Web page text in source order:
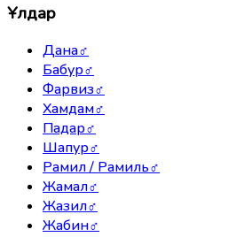
Ұлдар
Дана♂
Бабур♂
Фарвиз♂
Хамдам♂
Падар♂
Шапур♂
Рамил / Рамиль♂
Жамал♂
Жазил♂
Жабин♂